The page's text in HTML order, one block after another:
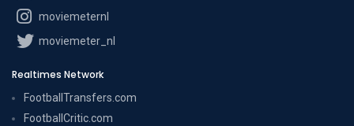
moviemeternl
moviemeter_nl
Realtimes Network
FootballTransfers.com
FootballCritic.com